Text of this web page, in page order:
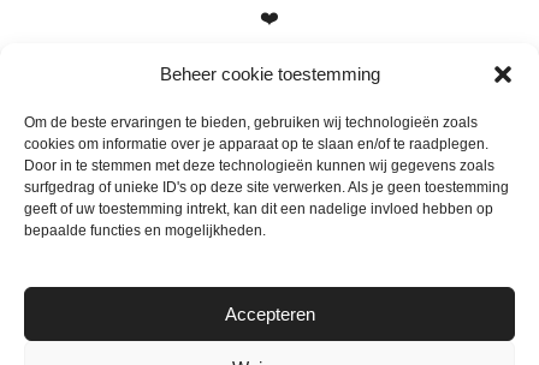
Beheer cookie toestemming
Om de beste ervaringen te bieden, gebruiken wij technologieën zoals
cookies om informatie over je apparaat op te slaan en/of te raadplegen.
Door in te stemmen met deze technologieën kunnen wij gegevens zoals
surfgedrag of unieke ID's op deze site verwerken. Als je geen toestemming
geeft of uw toestemming intrekt, kan dit een nadelige invloed hebben op
bepaalde functies en mogelijkheden.
Accepteren
❤️
Heb je vragen, suggesties of tips? Stuur me een berichtje
info@mamameteenblog.nl